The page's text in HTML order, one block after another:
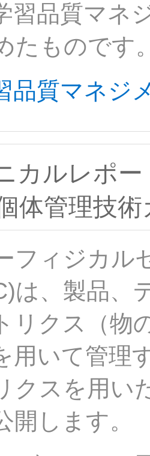
習品質マネ
たものです
品質マネジ
カルレポー
体管理技
フィジカル
は、製品、
リクス（物
用いて管理
クスを用い
開します。